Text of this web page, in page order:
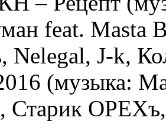
feat. Masta
J-k,
(музыка:
Старик